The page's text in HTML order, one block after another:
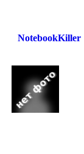
NotebookKiller